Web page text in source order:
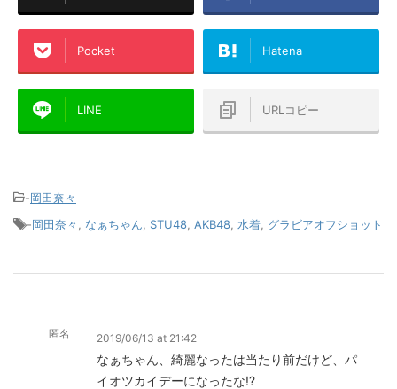
Pocket Hatena
LINE URLコピー
-岡田奈々
-岡田奈々 なぁちゃん STU48 AKB48 水着 グラビアオフショット
匿名 2019/06/13 at 21:42
なぁちゃん、綺麗なったは当たり前だけど、パ
イオツカイデーになったな!?